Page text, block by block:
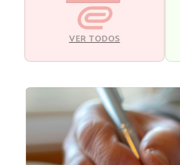
VER TODOS